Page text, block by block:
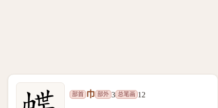
部首 巾 部外 3 总笔画 12